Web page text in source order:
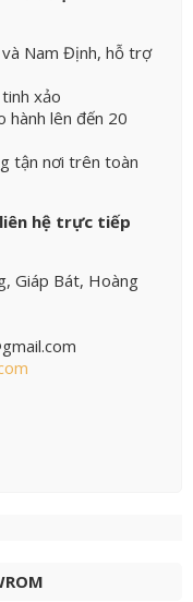
Nam Định, hỗ trợ
xảo
hành lên đến 20
tận nơi trên toàn
hệ trực tiếp
Giáp Bát, Hoàng